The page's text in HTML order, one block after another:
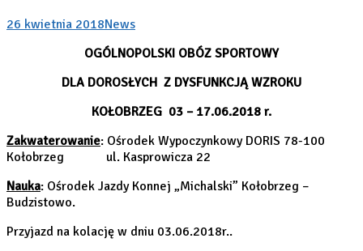
26 kwietnia 2018News
OGÓLNOPOLSKI OBÓZ SPORTOWY
DLA DOROSŁYCH Z DYSFUNKCJĄ WZROKU
KOŁOBRZEG 03 – 17.06.2018 r.
Zakwaterowanie: Ośrodek Wypoczynkowy DORIS 78-100
Kołobrzeg ul. Kasprowicza 22
Nauka: Ośrodek Jazdy Konnej „Michalski” Kołobrzeg –
Budzistowo.
Przyjazd na kolację w dniu 03.06.2018r..